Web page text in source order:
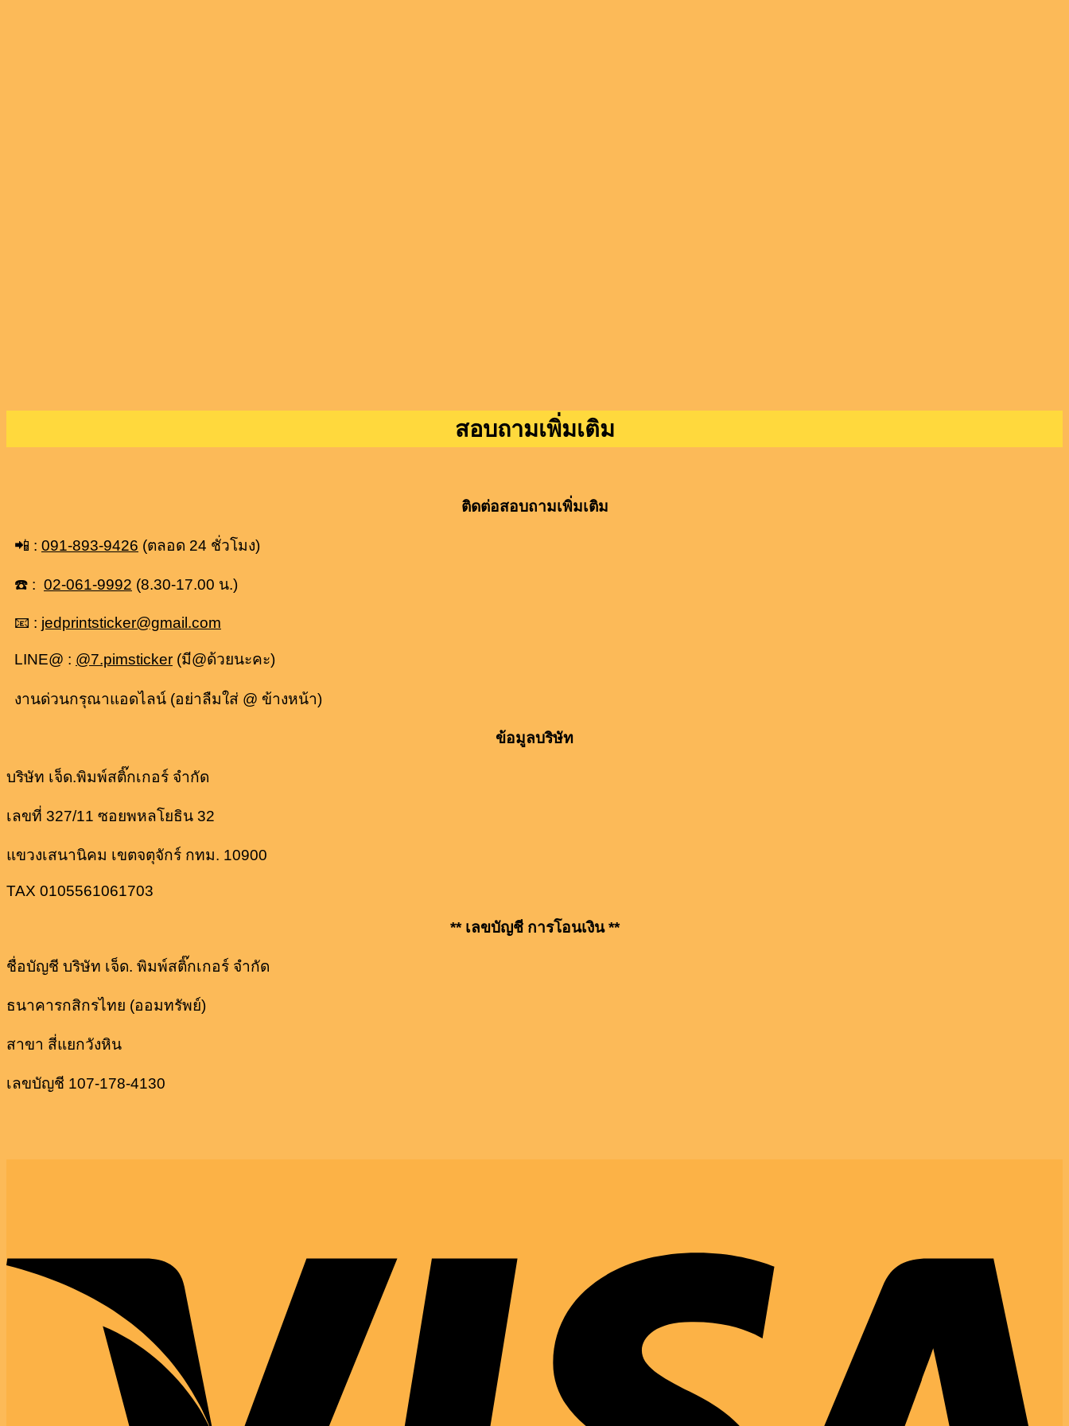
สอบถามเพิ่มเติม
ติดต่อสอบถามเพิ่มเติม
📲 : 091-893-9426 (ตลอด 24 ชั่วโมง)
☎️ : 02-061-9992 (8.30-17.00 น.)
📧 : jedprintsticker@gmail.com
LINE@ : @7.pimsticker (มี@ด้วยนะคะ)
งานด่วนกรุณาแอดไลน์ (อย่าลืมใส่ @ ข้างหน้า)
ข้อมูลบริษัท
บริษัท เจ็ด.พิมพ์สติ๊กเกอร์ จำกัด
เลขที่ 327/11 ซอยพหลโยธิน 32
แขวงเสนานิคม เขตจตุจักร์ กทม. 10900
TAX 0105561061703
** เลขบัญชี การโอนเงิน **
ชื่อบัญชี บริษัท เจ็ด. พิมพ์สติ๊กเกอร์ จำกัด
ธนาคารกสิกรไทย (ออมทรัพย์)
สาขา สี่แยกวังหิน
เลขบัญชี 107-178-4130